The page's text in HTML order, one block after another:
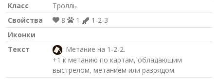
Класс
Тролль
Свойства
8 1
1-2-3
Иконки
Текст
: Метание на 1-2-2.
+1 к метанию по картам, обладающим
выстрелом, метанием или разрядом.